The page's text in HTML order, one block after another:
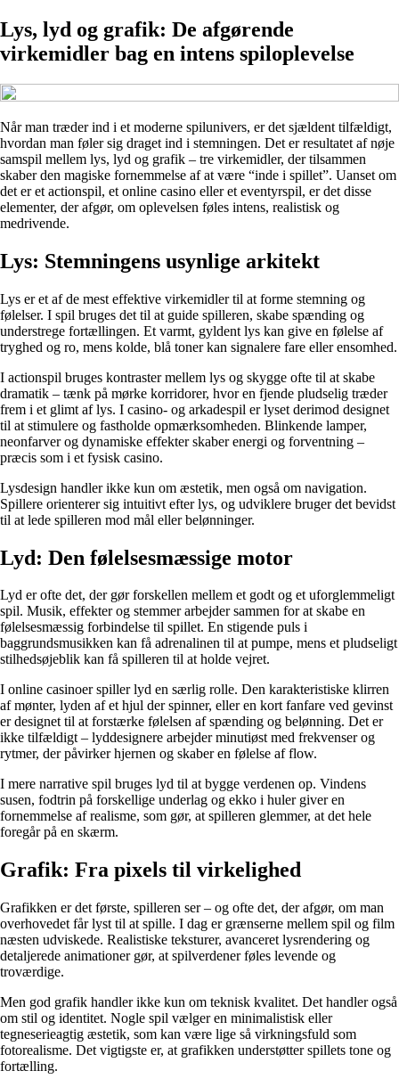
Lys, lyd og grafik: De afgørende
virkemidler bag en intens spiloplevelse
Når man træder ind i et moderne spilunivers, er det sjældent tilfældigt,
hvordan man føler sig draget ind i stemningen. Det er resultatet af nøje
samspil mellem lys, lyd og grafik – tre virkemidler, der tilsammen
skaber den magiske fornemmelse af at være “inde i spillet”. Uanset om
det er et actionspil, et online casino eller et eventyrspil, er det disse
elementer, der afgør, om oplevelsen føles intens, realistisk og
medrivende.
Lys: Stemningens usynlige arkitekt
Lys er et af de mest effektive virkemidler til at forme stemning og
følelser. I spil bruges det til at guide spilleren, skabe spænding og
understrege fortællingen. Et varmt, gyldent lys kan give en følelse af
tryghed og ro, mens kolde, blå toner kan signalere fare eller ensomhed.
I actionspil bruges kontraster mellem lys og skygge ofte til at skabe
dramatik – tænk på mørke korridorer, hvor en fjende pludselig træder
frem i et glimt af lys. I casino- og arkadespil er lyset derimod designet
til at stimulere og fastholde opmærksomheden. Blinkende lamper,
neonfarver og dynamiske effekter skaber energi og forventning –
præcis som i et fysisk casino.
Lysdesign handler ikke kun om æstetik, men også om navigation.
Spillere orienterer sig intuitivt efter lys, og udviklere bruger det bevidst
til at lede spilleren mod mål eller belønninger.
Lyd: Den følelsesmæssige motor
Lyd er ofte det, der gør forskellen mellem et godt og et uforglemmeligt
spil. Musik, effekter og stemmer arbejder sammen for at skabe en
følelsesmæssig forbindelse til spillet. En stigende puls i
baggrundsmusikken kan få adrenalinen til at pumpe, mens et pludseligt
stilhedsøjeblik kan få spilleren til at holde vejret.
I online casinoer spiller lyd en særlig rolle. Den karakteristiske klirren
af mønter, lyden af et hjul der spinner, eller en kort fanfare ved gevinst
er designet til at forstærke følelsen af spænding og belønning. Det er
ikke tilfældigt – lyddesignere arbejder minutiøst med frekvenser og
rytmer, der påvirker hjernen og skaber en følelse af flow.
I mere narrative spil bruges lyd til at bygge verdenen op. Vindens
susen, fodtrin på forskellige underlag og ekko i huler giver en
fornemmelse af realisme, som gør, at spilleren glemmer, at det hele
foregår på en skærm.
Grafik: Fra pixels til virkelighed
Grafikken er det første, spilleren ser – og ofte det, der afgør, om man
overhovedet får lyst til at spille. I dag er grænserne mellem spil og film
næsten udviskede. Realistiske teksturer, avanceret lysrendering og
detaljerede animationer gør, at spilverdener føles levende og
troværdige.
Men god grafik handler ikke kun om teknisk kvalitet. Det handler også
om stil og identitet. Nogle spil vælger en minimalistisk eller
tegneserieagtig æstetik, som kan være lige så virkningsfuld som
fotorealisme. Det vigtigste er, at grafikken understøtter spillets tone og
fortælling.